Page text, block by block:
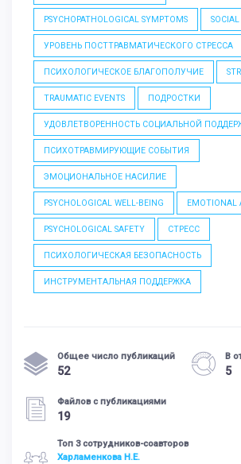
PSYCHOPATHOLOGICAL SYMPTOMS SOCIAL
УРОВЕНЬ ПОСТТРАВМАТИЧЕСКОГО СТРЕССА
ПСИХОЛОГИЧЕСКОЕ БЛАГОПОЛУЧИЕ
TRAUMATIC EVENTS ПОДРОСТКИ
УДОВЛЕТВОРЕННОСТЬ СОЦИАЛЬНОЙ
ПСИХОТРАВМИРУЮЩИЕ СОБЫТИЯ
ЭМОЦИОНАЛЬНОЕ НАСИЛИЕ
PSYCHOLOGICAL WELL-BEING EMOTIONAL
PSYCHOLOGICAL SAFETY СТРЕСС
ПСИХОЛОГИЧЕСКАЯ БЕЗОПАСНОСТЬ
ИНСТРУМЕНТАЛЬНАЯ ПОДДЕРЖКА
Общее число публикаций
52
В
5
Файлов с публикациями
19
Топ 3 сотрудников-соавторов
Харламенкова Н.Е.